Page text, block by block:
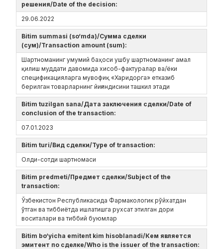
решения/Date of the decision:
29.06.2022
Bitim summasi (so‘mda)/Сумма сделки
(сум)/Transaction amount (sum):
Шартноманинг умумий баҳоси ушбу шартноманинг амал
қилиш муддати давомида хисоб-фактуралар ва/ёки
спецификацияларга мувофиқ «Харидорга» етказиб
берилган товарларнинг йиғиндисини ташкил этади
Bitim tuzilgan sana/Дата заключения сделки/Date of
conclusion of the transaction:
07.01.2023
Bitim turi/Вид сделки/Type of transaction:
Олди-сотди шартномаси
Bitim predmeti/Предмет сделки/Subject of the
transaction:
Ўзбекистон Республикасида Фармакологик рўйхатдан
ўтган ва тиббиётда ишлатишга рухсат этилган дори
воситалари ва тиббий буюмлар
Bitim bo‘yicha emitent kim hisoblanadi/Кем является
эмитент по сделке/Who is the issuer of the transaction: